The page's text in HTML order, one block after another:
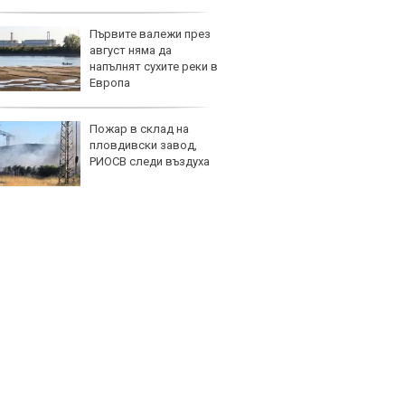
Първите валежи през
август няма да
напълнят сухите реки в
Европа
Пожар в склад на
пловдивски завод,
РИОСВ следи въздуха